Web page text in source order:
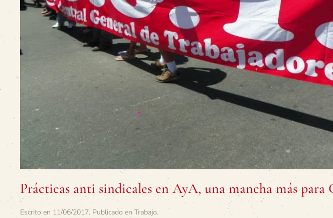
Prácticas anti sindicales en AyA, una mancha más para
Escrito en 11/06/2017. Publicado en Trabajo.